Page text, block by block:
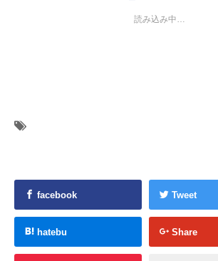
読み込み中…
facebook Tweet
hatebu Share